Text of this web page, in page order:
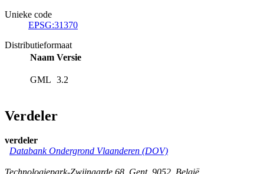
Unieke code
EPSG:31370
Distributieformaat
Naam Versie
GML 3.2
Verdeler
verdeler
Databank Ondergrond Vlaanderen (DOV)